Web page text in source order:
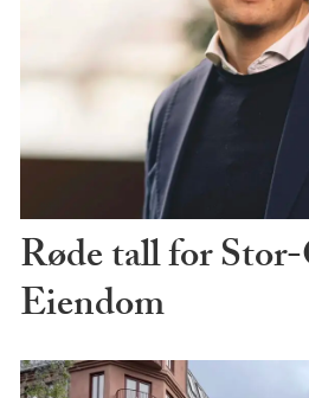
Røde tall for
Eiendom